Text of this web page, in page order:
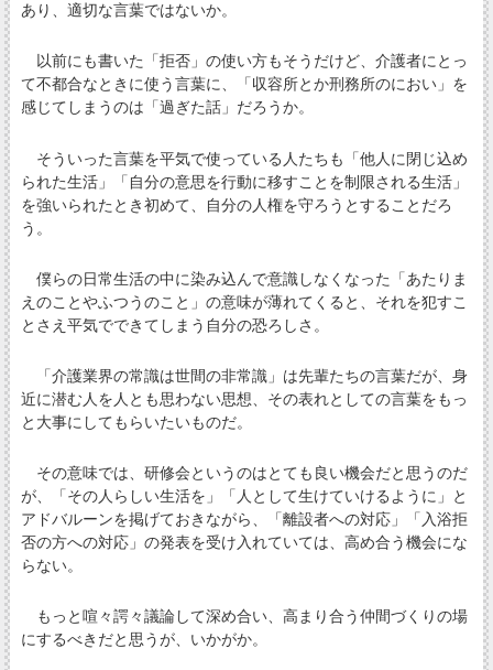
あり、適切な言葉ではないか。
以前にも書いた「拒否」の使い方もそうだけど、介護者にとっ
て不都合なときに使う言葉に、「収容所とか刑務所のにおい」を
感じてしまうのは「過ぎた話」だろうか。
そういった言葉を平気で使っている人たちも「他人に閉じ込め
られた生活」「自分の意思を行動に移すことを制限される生活」
を強いられたとき初めて、自分の人権を守ろうとすることだろ
う。
僕らの日常生活の中に染み込んで意識しなくなった「あたりま
えのことやふつうのこと」の意味が薄れてくると、それを犯すこ
とさえ平気でできてしまう自分の恐ろしさ。
「介護業界の常識は世間の非常識」は先輩たちの言葉だが、身
近に潜む人を人とも思わない思想、その表れとしての言葉をもっ
と大事にしてもらいたいものだ。
その意味では、研修会というのはとても良い機会だと思うのだ
が、「その人らしい生活を」「人として生けていけるように」と
アドバルーンを掲げておきながら、「離設者への対応」「入浴拒
否の方への対応」の発表を受け入れていては、高め合う機会にな
らない。
もっと喧々諤々議論して深め合い、高まり合う仲間づくりの場
にするべきだと思うが、いかがか。